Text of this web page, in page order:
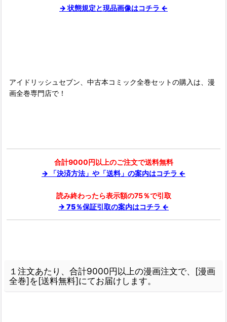
→ 状態規定と現品画像はコチラ ←
アイドリッシュセブン、中古本コミック全巻セットの購入は、漫
画全巻専門店で！
合計9000円以上のご注文で送料無料
→ 「決済方法」や「送料」の案内はコチラ ←
読み終わったら表示額の75％で引取
→ 75％保証引取の案内はコチラ ←
１注文あたり、合計9000円以上の漫画注文で、[漫画
全巻]を[送料無料]にてお届けします。